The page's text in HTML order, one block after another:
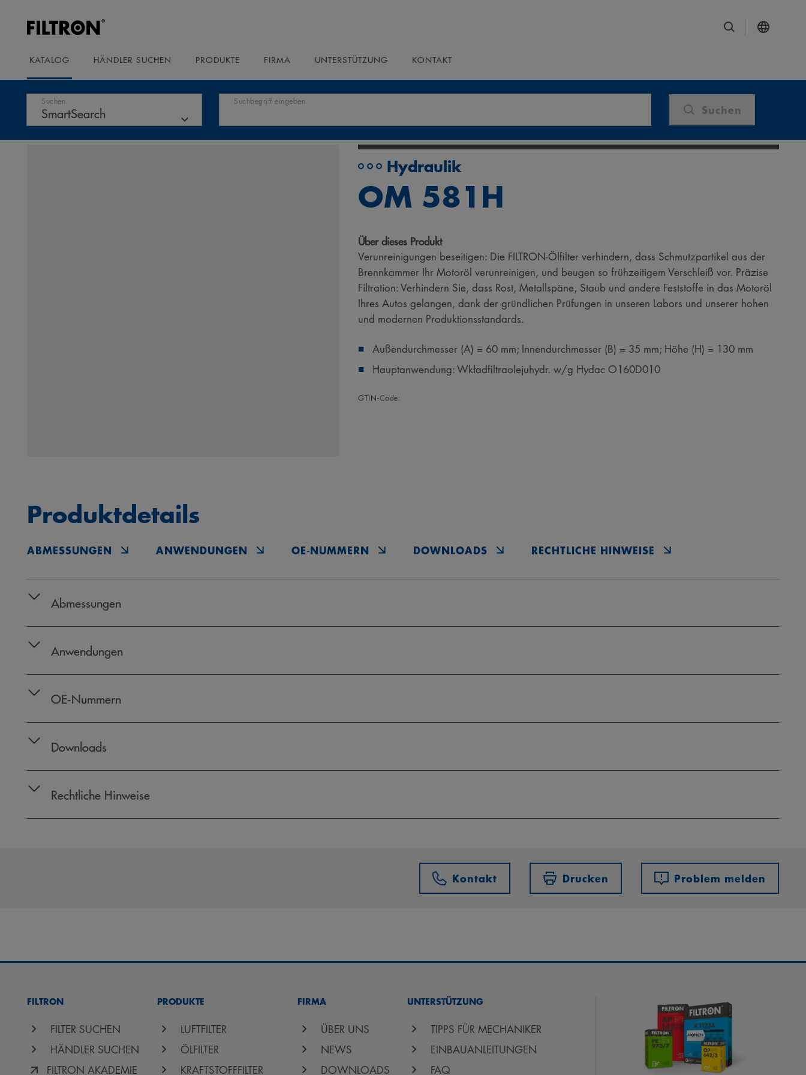
KATALOG HÄNDLER SUCHEN PRODUKTE FIRMA UNTERSTÜTZUNG KONTAKT
Suchen Suchbegriff eingeben
Suchen
Hydraulik
OM 581H
Über dieses Produkt
Verunreinigungen beseitigen: Die FILTRON-Ölfilter verhindern, dass Schmutzpartikel aus der
Brennkammer Ihr Motoröl verunreinigen, und beugen so frühzeitigem Verschleiß vor. Präzise
Filtration: Verhindern Sie, dass Rost, Metallspäne, Staub und andere Feststoffe in das Motoröl
Ihres Autos gelangen, dank der gründlichen Prüfungen in unseren Labors und unserer hohen
und modernen Produktionsstandards.
Außendurchmesser (A) = 60 mm; Innendurchmesser (B) = 35 mm; Höhe (H) = 130 mm
Hauptanwendung: Wkładfiltraolejuhydr. w/g Hydac O160D010
GTIN‑Code:
Produktdetails
ABMESSUNGEN ANWENDUNGEN OE‑NUMMERN DOWNLOADS RECHTLICHE HINWEISE
Abmessungen
Anwendungen
OE‑Nummern
Downloads
Rechtliche Hinweise
Kontakt Drucken Problem melden
FILTRON
FILTER SUCHEN
HÄNDLER SUCHEN
FILTRON AKADEMIE
PRODUKTE
LUFTFILTER
ÖLFILTER
KRAFTSTOFFFILTER
FIRMA
ÜBER UNS
NEWS
DOWNLOADS
UNTERSTÜTZUNG
TIPPS FÜR MECHANIKER
EINBAUANLEITUNGEN
FAQ